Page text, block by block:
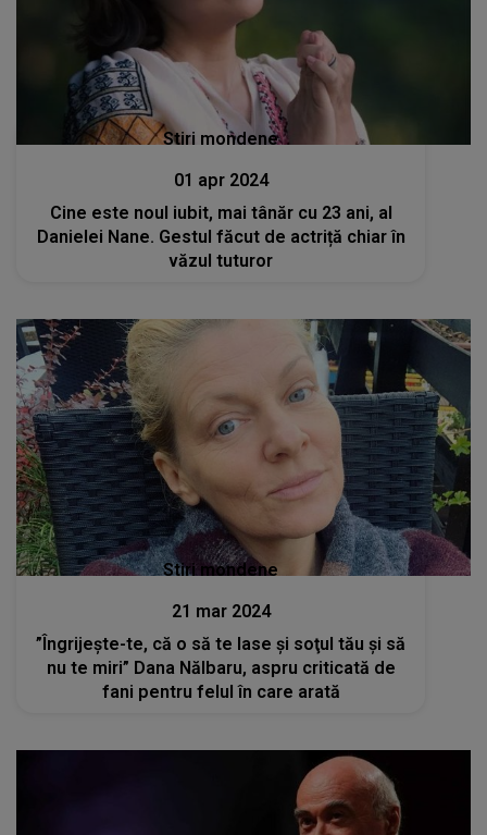
Stiri mondene
01 apr 2024
Cine este noul iubit, mai tânăr cu 23 ani, al
Danielei Nane. Gestul făcut de actriță chiar în
văzul tuturor
Stiri mondene
21 mar 2024
”Îngrijește-te, că o să te lase şi soţul tău şi să
nu te miri” Dana Nălbaru, aspru criticată de
fani pentru felul în care arată